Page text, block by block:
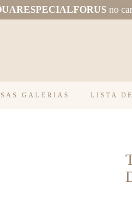
no
GALERIAS LISTA